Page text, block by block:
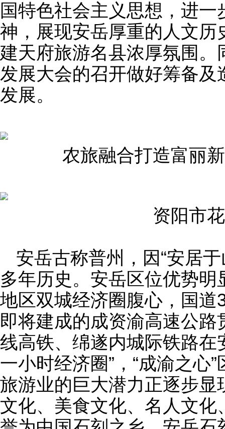
国特色社会主义思想，进
神，展现安岳厚重的人文
建天府旅游名县浓厚氛围
发展大会的召开做好筹备
发展。
农旅融合打造富丽
资阳市
安岳古称普州，因“安居
多年历史。安岳区位优势
地区双城经济圈腹心，国
即将建成的成资渝高速公
线高铁、绵遂内城际铁路在
一小时经济圈”，“成渝之心
旅游业的巨大潜力正逐步
文化、美食文化、名人文